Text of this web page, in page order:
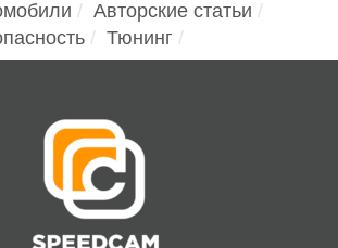
Авторские статьи
Тюнинг
водителю